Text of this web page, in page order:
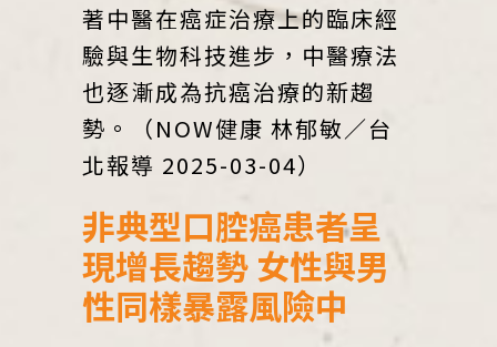
著中醫在癌症治療上的臨床經
驗與生物科技進步，中醫療法
也逐漸成為抗癌治療的新趨
勢。（NOW健康 林郁敏／台
北報導 2025-03-04）
非典型口腔癌患者呈
現增長趨勢 女性與男
性同樣暴露風險中